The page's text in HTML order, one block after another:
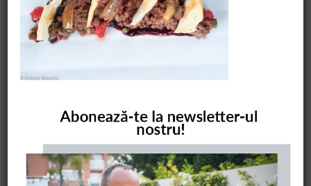
CAUTARE
COMANDĂ CARTEA NOASTRĂ